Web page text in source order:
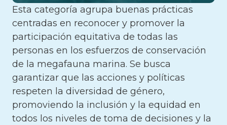
Esta categoría agrupa buenas prácticas
centradas en reconocer y promover la
participación equitativa de todas las
personas en los esfuerzos de conservación
de la megafauna marina. Se busca
garantizar que las acciones y políticas
respeten la diversidad de género,
promoviendo la inclusión y la equidad en
todos los niveles de toma de decisiones y la